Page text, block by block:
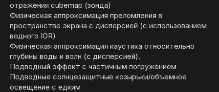
отражения cubemap (зонда)
Физическая аппроксимация преломления в
пространстве экрана с дисперсией (с использованием
водного IOR)
Физическая аппроксимация каустика относительно
глубины воды и волн (с дисперсией).
Подводный эффект с частичным погружением
Подводные солнцезащитные козырьки/объемное
освещение с едким